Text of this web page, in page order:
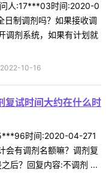
人:17***03时间:2020-0
制调剂吗？如果接收调
调剂系统，如果有计划就
2022-10-16
复试时间大约在什么时
时间:2020-04-271
会有调剂名额嘛？调剂复
后？回复内容:不调剂 ...